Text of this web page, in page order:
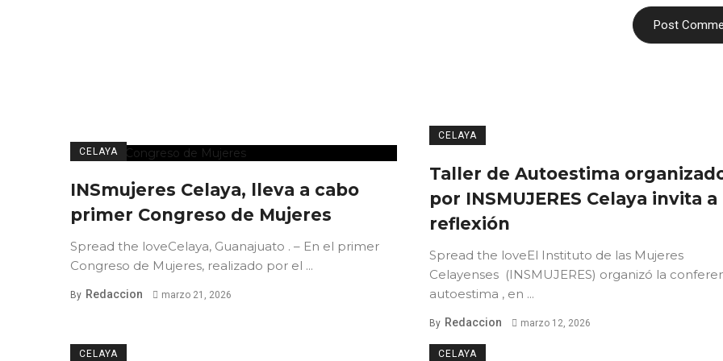
CELAYA
INSmujeres Celaya, lleva a cabo
primer Congreso de Mujeres
Spread the loveCelaya, Guanajuato . – En el primer
Congreso de Mujeres, realizado por el ...
By Redaccion marzo 21, 2026
CELAYA
Taller de Autoestima
por INSMUJERES Celaya invita a
reflexión
Spread the loveEl Instituto de las Mujeres
Celayenses (INSMUJERES) organizó la
autoestima , en ...
By Redaccion marzo 12, 2026
CELAYA CELAYA